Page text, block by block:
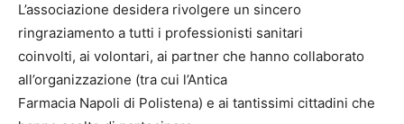
L’associazione desidera rivolgere un sincero
ringraziamento a tutti i professionisti sanitari
coinvolti, ai volontari, ai partner che hanno collaborato
all’organizzazione (tra cui l’Antica
Farmacia Napoli di Polistena) e ai tantissimi cittadini che